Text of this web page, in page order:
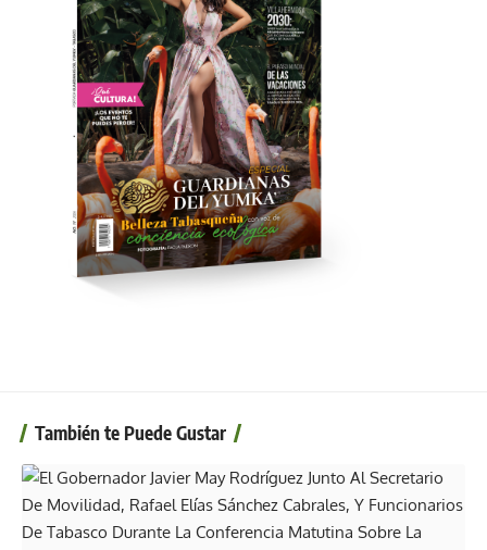
También te Puede Gustar